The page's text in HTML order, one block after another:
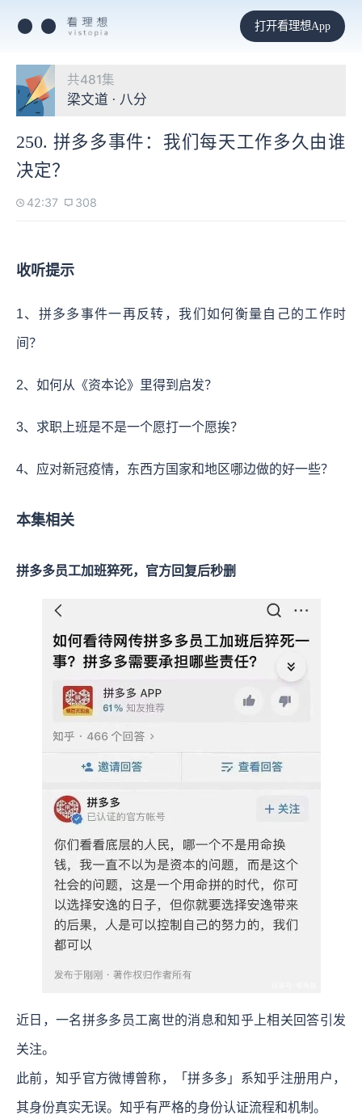
打开看理想App
共481集
梁文道 · 八分
250. 拼多多事件：我们每天工作多久由谁
决定？
42:37 308
收听提示
1、拼多多事件一再反转，我们如何衡量自己的工作时
间？
2、如何从《资本论》里得到启发？
3、求职上班是不是一个愿打一个愿挨？
4、应对新冠疫情，东西方国家和地区哪边做的好一些？
本集相关
拼多多员工加班猝死，官方回复后秒删
近日，一名拼多多员工离世的消息和知乎上相关回答引发
关注。
此前，知乎官方微博曾称，「拼多多」系知乎注册用户，
其身份真实无误。知乎有严格的身份认证流程和机制。